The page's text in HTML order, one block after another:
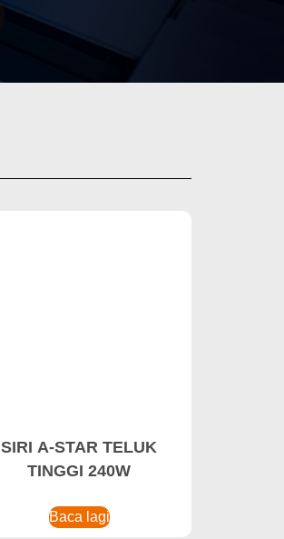
SIRI A-STAR TELUK
TINGGI 240W
Baca lagi